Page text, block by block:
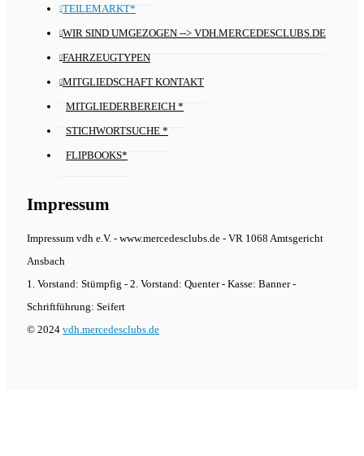
TEILEMARKT*
WIR SIND UMGEZOGEN --> VDH.MERCEDESCLUBS.DE
FAHRZEUGTYPEN
MITGLIEDSCHAFT KONTAKT
MITGLIEDERBEREICH *
STICHWORTSUCHE *
FLIPBOOKS*
Impressum
Impressum vdh e.V. - www.mercedesclubs.de - VR 1068 Amtsgericht
Ansbach
1. Vorstand: Stümpfig - 2. Vorstand: Quenter - Kasse: Banner -
Schriftführung: Seifert
© 2024 vdh.mercedesclubs.de